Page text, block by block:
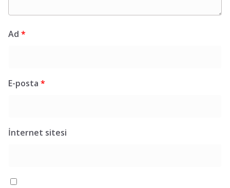
Ad *
E-posta *
İnternet sitesi